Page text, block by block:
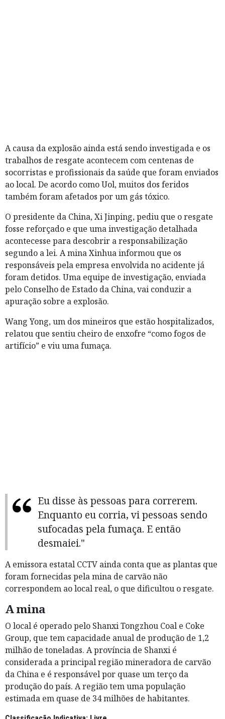
A causa da explosão ainda está sendo investigada e os
trabalhos de resgate acontecem com centenas de
socorristas e profissionais da saúde que foram enviados
ao local. De acordo como Uol, muitos dos feridos
também foram afetados por um gás tóxico.
O presidente da China, Xi Jinping, pediu que o resgate
fosse reforçado e que uma investigação detalhada
acontecesse para descobrir a responsabilização
segundo a lei. A mina Xinhua informou que os
responsáveis pela empresa envolvida no acidente já
foram detidos. Uma equipe de investigação, enviada
pelo Conselho de Estado da China, vai conduzir a
apuração sobre a explosão.
Wang Yong, um dos mineiros que estão hospitalizados,
relatou que sentiu cheiro de enxofre “como fogos de
artifício” e viu uma fumaça.
Eu disse às pessoas para correrem.
Enquanto eu corria, vi pessoas sendo
sufocadas pela fumaça. E então
desmaiei."
A emissora estatal CCTV ainda conta que as plantas que
foram fornecidas pela mina de carvão não
correspondem ao local real, o que dificultou o resgate.
A mina
O local é operado pelo Shanxi Tongzhou Coal e Coke
Group, que tem capacidade anual de produção de 1,2
milhão de toneladas. A província de Shanxi é
considerada a principal região mineradora de carvão
da China e é responsável por quase um terço da
produção do país. A região tem uma população
estimada em quase de 34 milhões de habitantes.